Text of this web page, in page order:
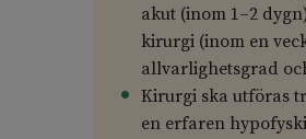
akut (inom 1–2
kirurgi (inom en
allvarlighetsgrad
Kirurgi ska utföras
en erfaren